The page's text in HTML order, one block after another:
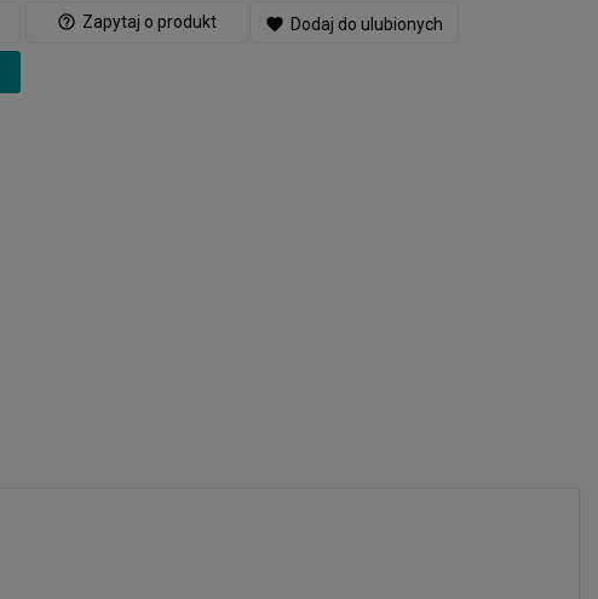
help_outline Zapytaj o produkt favorite Dodaj do ulubionych